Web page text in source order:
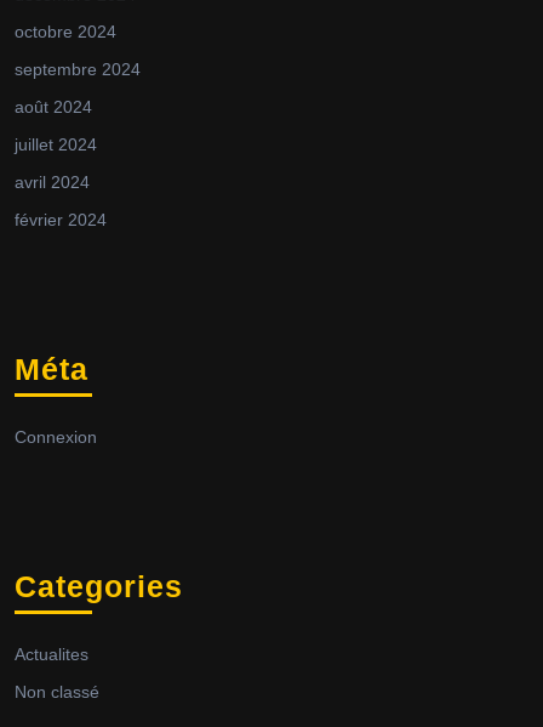
octobre 2024
septembre 2024
août 2024
juillet 2024
avril 2024
février 2024
Méta
Connexion
Categories
Actualites
Non classé